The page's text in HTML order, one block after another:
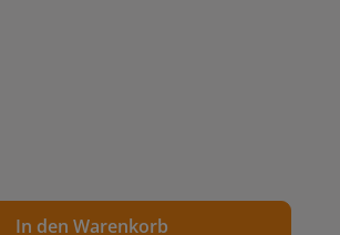
Wert ein oder
In den Warenkorb